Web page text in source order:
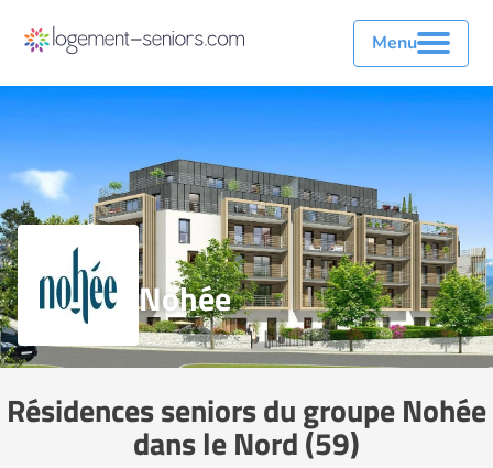
Menu
Nohée
Résidences seniors du groupe Nohée
dans le Nord (59)